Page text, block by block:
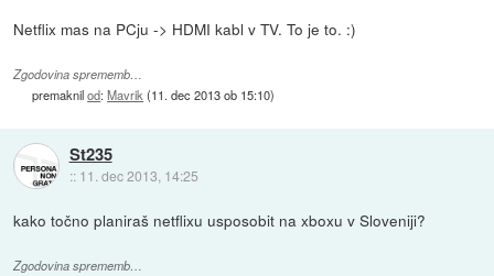
Netflix mas na PCju -> HDMI kabl v TV. To je to. :)
Zgodovina sprememb…
premaknilod:Mavrik (11. dec 2013 ob 15:10)
St235
:: 11. dec 2013, 14:25
kako točno planiraš netflixu usposobit na xboxu v Sloveniji?
Zgodovina sprememb…